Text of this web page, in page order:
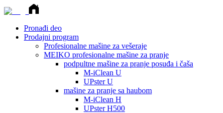
Pronađi deo
Prodajni program
Profesionalne mašine za vešeraje
MEIKO profesionalne mašine za pranje
podpultne mašine za pranje posuđa i čaša
M-iClean U
UPster U
mašine za pranje sa haubom
M-iClean H
UPster H500